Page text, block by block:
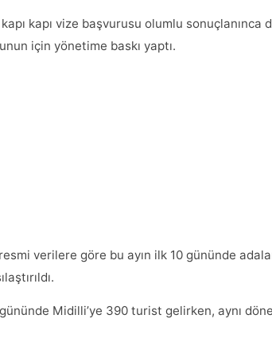
kapı vize başvurusu olumlu sonuçlanınca
için yönetime baskı yaptı.
verilere göre bu ayın ilk 10 gününde
Midilli’ye 390 turist gelirken, aynı